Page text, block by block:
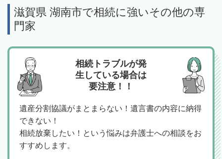
滋賀県 湖南市で相続に強いその他の専
門家
相続トラブルが発
生している場合は
要注意！！
遺産分割協議がまとまらない！遺言書の内容に納得
できない！
相続放棄したい！という悩みは弁護士への相談をお
すすめします。